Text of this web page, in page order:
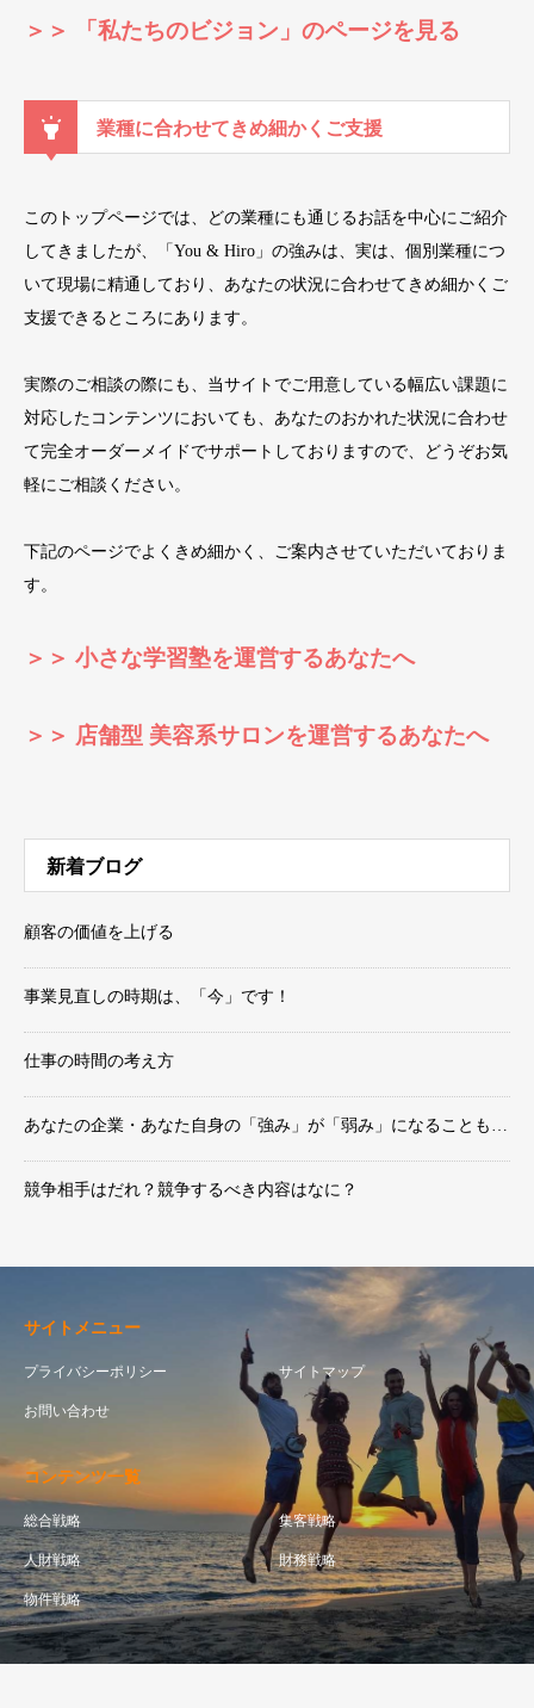
＞＞ 「私たちのビジョン」のページを見る
業種に合わせてきめ細かくご支援
このトップページでは、どの業種にも通じるお話を中心にご紹介
してきましたが、「You & Hiro」の強みは、実は、個別業種につ
いて現場に精通しており、あなたの状況に合わせてきめ細かくご
支援できるところにあります。
実際のご相談の際にも、当サイトでご用意している幅広い課題に
対応したコンテンツにおいても、あなたのおかれた状況に合わせ
て完全オーダーメイドでサポートしておりますので、どうぞお気
軽にご相談ください。
下記のページでよくきめ細かく、ご案内させていただいておりま
す。
＞＞ 小さな学習塾を運営するあなたへ
＞＞ 店舗型 美容系サロンを運営するあなたへ
新着ブログ
顧客の価値を上げる
事業見直しの時期は、「今」です！
仕事の時間の考え方
あなたの企業・あなた自身の「強み」が「弱み」になることも…
競争相手はだれ？競争するべき内容はなに？
サイトメニュー
プライバシーポリシー サイトマップ
お問い合わせ
コンテンツ一覧
総合戦略 集客戦略
人財戦略 財務戦略
物件戦略